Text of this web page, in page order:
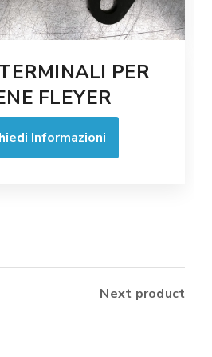
PER
FLEYER
Informazioni
Next product